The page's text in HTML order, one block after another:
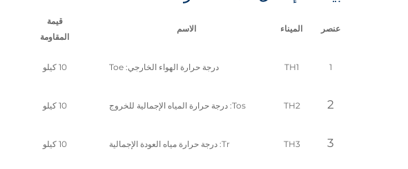
عنصر الميناء الاسم
قيمة
المقاومة
1
TH1 درجة حرارة الهواء الخارجي: Toe 10 كيلو
2
TH2 Tos: درجة حرارة المياه الإجمالية للخروج 10 كيلو
3
TH3 Tr: درجة حرارة مياه العودة الإجمالية 10 كيلو